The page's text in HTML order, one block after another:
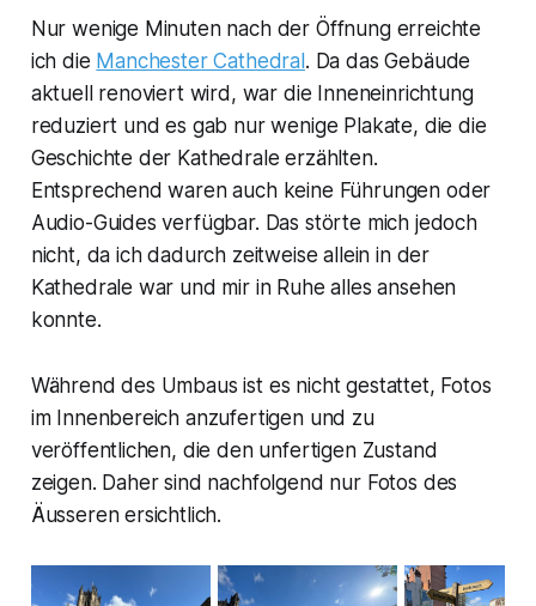
Nur wenige Minuten nach der Öffnung erreichte
ich die Manchester Cathedral. Da das Gebäude
aktuell renoviert wird, war die Inneneinrichtung
reduziert und es gab nur wenige Plakate, die die
Geschichte der Kathedrale erzählten.
Entsprechend waren auch keine Führungen oder
Audio-Guides verfügbar. Das störte mich jedoch
nicht, da ich dadurch zeitweise allein in der
Kathedrale war und mir in Ruhe alles ansehen
konnte.
Während des Umbaus ist es nicht gestattet, Fotos
im Innenbereich anzufertigen und zu
veröffentlichen, die den unfertigen Zustand
zeigen. Daher sind nachfolgend nur Fotos des
Äusseren ersichtlich.